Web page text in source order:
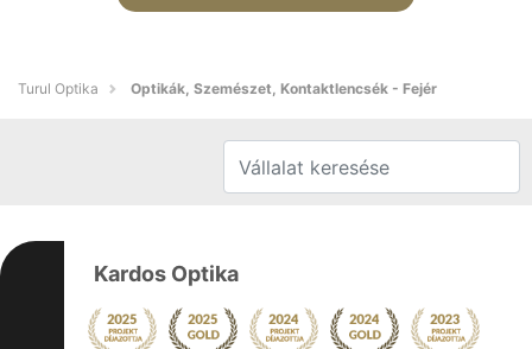
Turul Optika Optikák, Szemészet, Kontaktlencsék - Fejér
Kardos Optika